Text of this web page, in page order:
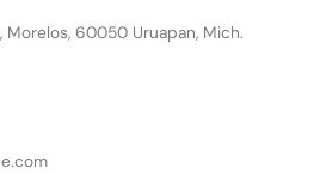
Morelos, 60050 Uruapan, Mich.